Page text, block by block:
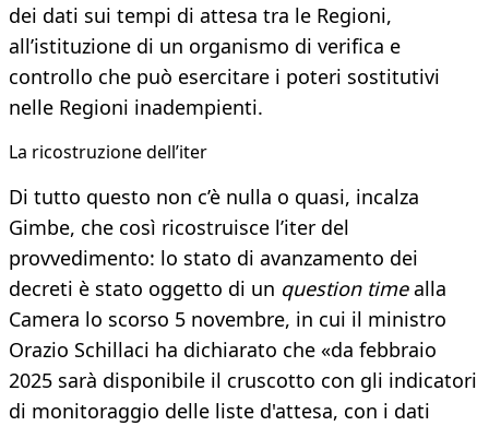
dei dati sui tempi di attesa tra le Regioni,
all’istituzione di un organismo di verifica e
controllo che può esercitare i poteri sostitutivi
nelle Regioni inadempienti.
La ricostruzione dell’iter
Di tutto questo non c’è nulla o quasi, incalza
Gimbe, che così ricostruisce l’iter del
provvedimento: lo stato di avanzamento dei
decreti è stato oggetto di un question timealla
Camera lo scorso 5 novembre, in cui il ministro
Orazio Schillaci ha dichiarato che «da febbraio
2025 sarà disponibile il cruscotto con gli indicatori
di monitoraggio delle liste d'attesa, con i dati